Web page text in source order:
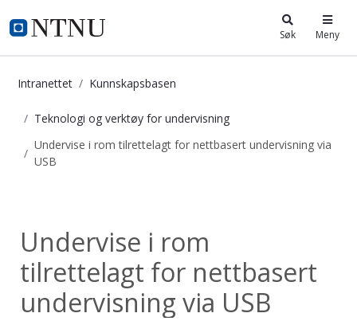
i.ntnu.no Søk Meny
Intranettet Kunnskapsbasen
Teknologi og verktøy for undervisning
Undervise i rom tilrettelagt for nettbasert undervisning via
USB
Undervise i rom
tilrettelagt for nettbasert
undervisning via USB